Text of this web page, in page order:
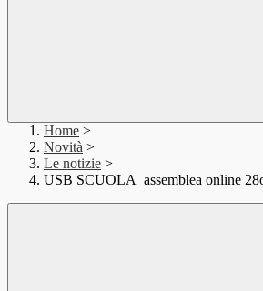
Home >
Novità >
Le notizie >
USB SCUOLA_assemblea online